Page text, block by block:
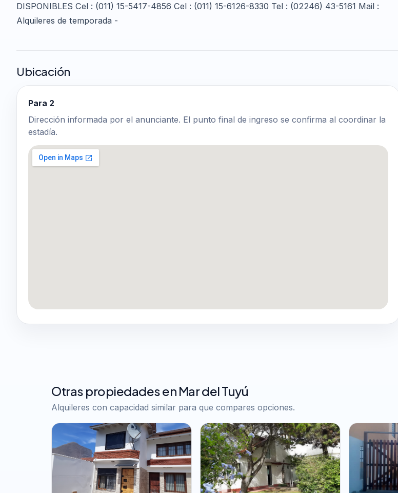
DISPONIBLES Cel : (011) 15-5417-4856 Cel : (011) 15-6126-8330 Tel : (02246) 43-5161 Mail :
Alquileres de temporada -
Ubicación
Para 2
Dirección informada por el anunciante. El punto final de ingreso se confirma al coordinar la
estadía.
Otras propiedades en Mar del Tuyú
Alquileres con capacidad similar para que compares opciones.